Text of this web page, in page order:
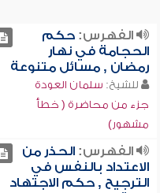
الفهرس:حكم
الحجامة في نهار
رمضان , مسائل متنوعة
للشيخ: سلمان العودة
جزء من محاضرة ( خطأ
مشهور)
الفهرس:الحذر من
الاعتداد بالنفس في
الترجيح , حكم الاجتهاد